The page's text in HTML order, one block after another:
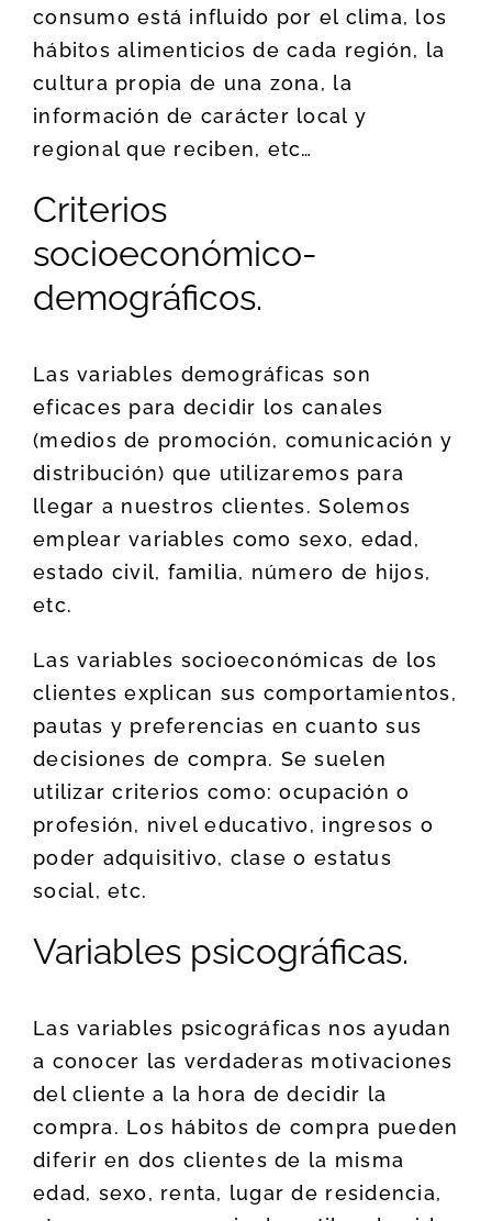
consumo está influido por el clima, los
hábitos alimenticios de cada región, la
cultura propia de una zona, la
información de carácter local y
regional que reciben, etc…
Criterios
socioeconómico-
demográficos.
Las variables demográficas son
eficaces para decidir los canales
(medios de promoción, comunicación y
distribución) que utilizaremos para
llegar a nuestros clientes. Solemos
emplear variables como sexo, edad,
estado civil, familia, número de hijos,
etc.
Las variables socioeconómicas de los
clientes explican sus comportamientos,
pautas y preferencias en cuanto sus
decisiones de compra. Se suelen
utilizar criterios como: ocupación o
profesión, nivel educativo, ingresos o
poder adquisitivo, clase o estatus
social, etc.
Variables psicográficas.
Las variables psicográficas nos ayudan
a conocer las verdaderas motivaciones
del cliente a la hora de decidir la
compra. Los hábitos de compra pueden
diferir en dos clientes de la misma
edad, sexo, renta, lugar de residencia,